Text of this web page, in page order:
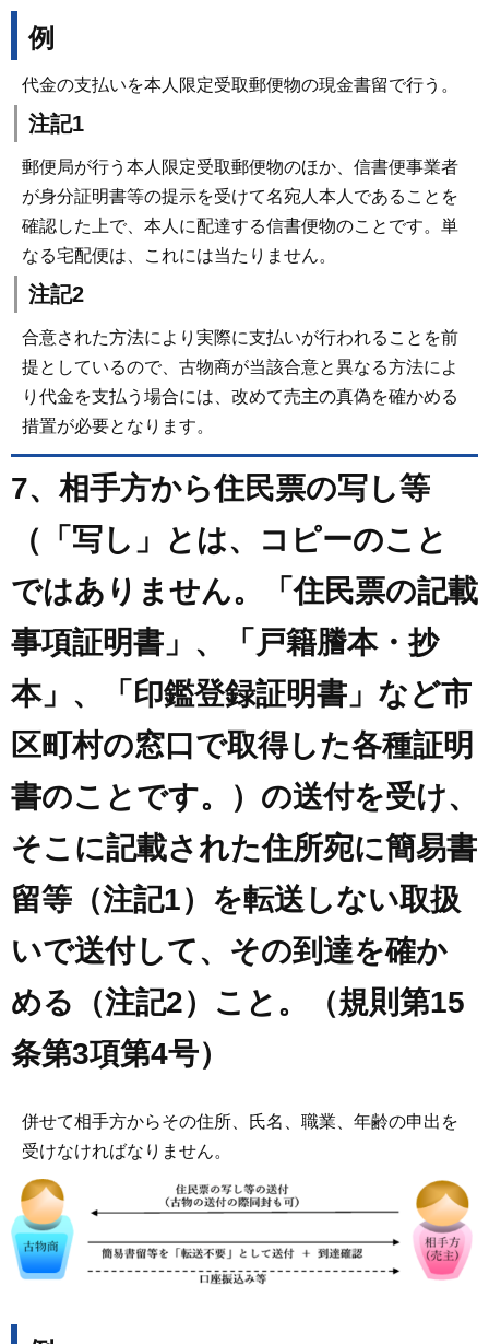
例
代金の支払いを本人限定受取郵便物の現金書留で行う。
注記1
郵便局が行う本人限定受取郵便物のほか、信書便事業者
が身分証明書等の提示を受けて名宛人本人であることを
確認した上で、本人に配達する信書便物のことです。単
なる宅配便は、これには当たりません。
注記2
合意された方法により実際に支払いが行われることを前
提としているので、古物商が当該合意と異なる方法によ
り代金を支払う場合には、改めて売主の真偽を確かめる
措置が必要となります。
7、相手方から住民票の写し等
（「写し」とは、コピーのこと
ではありません。「住民票の記載
事項証明書」、「戸籍謄本・抄
本」、「印鑑登録証明書」など市
区町村の窓口で取得した各種証明
書のことです。）の送付を受け、
そこに記載された住所宛に簡易書
留等（注記1）を転送しない取扱
いで送付して、その到達を確か
める（注記2）こと。（規則第15
条第3項第4号）
併せて相手方からその住所、氏名、職業、年齢の申出を
受けなければなりません。